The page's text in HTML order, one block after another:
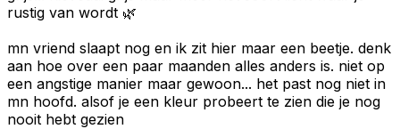
rustig van wordt 🌿
mn vriend slaapt nog en ik zit hier maar een beetje. denk
aan hoe over een paar maanden alles anders is. niet op
een angstige manier maar gewoon... het past nog niet in
mn hoofd. alsof je een kleur probeert te zien die je nog
nooit hebt gezien